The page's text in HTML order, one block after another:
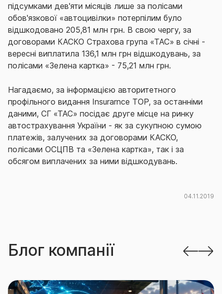
підсумками дев'яти місяців лише за полісами
обов'язкової «автоцивілки» потерпілим було
відшкодовано 205,81 млн грн. В свою чергу, за
договорами КАСКО Страхова група «ТАС» в січні -
вересні виплатила 136,1 млн грн відшкодувань, за
полісами «Зелена картка» - 75,21 млн грн.
Нагадаємо, за інформацією авторитетного
профільного видання Insurarnce TOP, за останніми
даними, СГ «ТАС» посідає друге місце на ринку
автострахування України - як за сукупною сумою
платежів, залучених за договорами КАСКО,
полісами ОСЦПВ та «Зелена картка», так і за
обсягом виплачених за ними відшкодувань.
04.11.2019
Блог компанії